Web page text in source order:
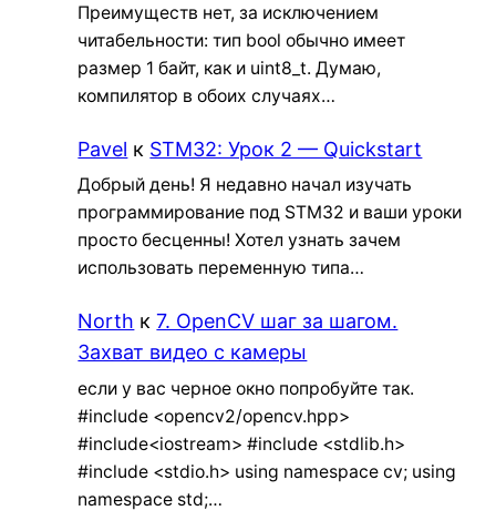
Преимуществ нет, за исключением
читабельности: тип bool обычно имеет
размер 1 байт, как и uint8_t. Думаю,
компилятор в обоих случаях…
Pavel к STM32: Урок 2 — Quickstart
Добрый день! Я недавно начал изучать
программирование под STM32 и ваши уроки
просто бесценны! Хотел узнать зачем
использовать переменную типа…
North к7. OpenCV шаг за шагом.
Захват видео с камеры
если у вас черное окно попробуйте так.
#include <opencv2/opencv.hpp>
#include<iostream> #include <stdlib.h>
#include <stdio.h> using namespace cv; using
namespace std;…